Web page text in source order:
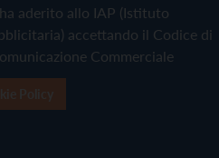
aderito allo IAP (Istituto
accettando il Codice di
Commerciale